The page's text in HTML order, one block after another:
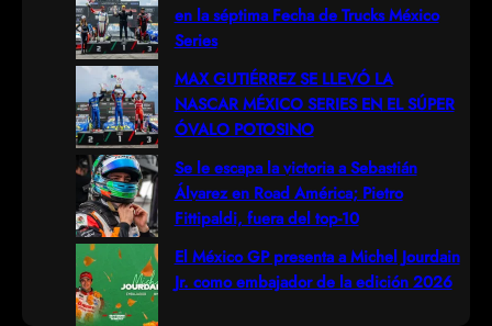
en la séptima Fecha de Trucks México
Series
MAX GUTIÉRREZ SE LLEVÓ LA
NASCAR MÉXICO SERIES EN EL SÚPER
ÓVALO POTOSINO
Se le escapa la victoria a Sebastián
Álvarez en Road América; Pietro
Fittipaldi, fuera del top-10
El México GP presenta a Michel Jourdain
Jr. como embajador de la edición 2026